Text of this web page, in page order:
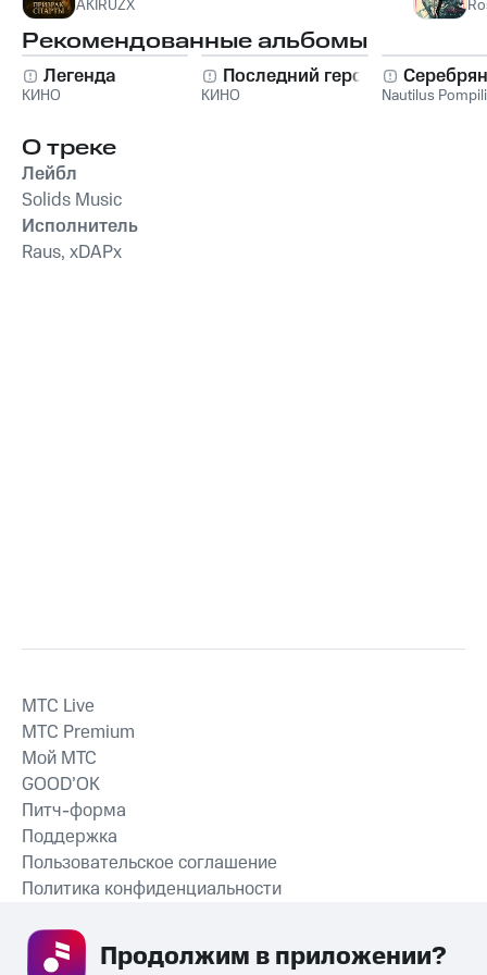
AKIRUZX
Рекомендованные альбомы
Легенда
КИНО
Последний герой
КИНО Nautilus
О треке
Лейбл
Solids Music
Исполнитель
Raus, xDAPx
СКАЧАТЬ ПРИЛОЖЕНИЕ
MTС Live
MTС Premium
Мой МТС
GOOD’OK
Питч-форма
Поддержка
Пользовательское соглашение
Политика конфиденциальности